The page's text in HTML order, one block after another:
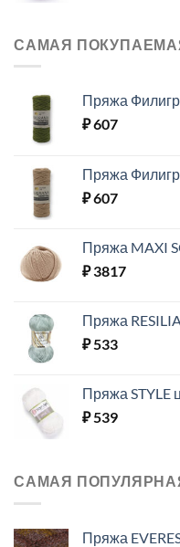
САМАЯ
Пряжа
₽607
Пряжа
₽607
Пряжа MAXI
₽3817
Пряжа
₽533
Пряжа STYLE
₽539
САМАЯ
Пряжа